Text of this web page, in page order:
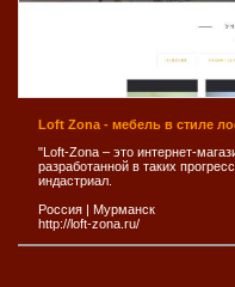
Loft Zona - мебель в стиле
"Loft-Zona – это интернет-
разработанной в таких
индастриал.
Россия
Мурманск
http://loft-zona.ru/